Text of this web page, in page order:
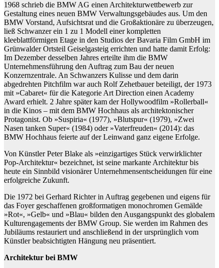
1968 schrieb die BMW AG einen Architekturwettbewerb zur
Gestaltung eines neuen BMW Verwaltungsgebäudes aus. Um den
BMW Vorstand, Aufsichtsrat und die Großaktionäre zu überzeugen,
ließ Schwanzer ein 1 zu 1 Modell einer kompletten
kleeblattförmigen Etage in den Studios der Bavaria Film GmbH im
Grünwalder Ortsteil Geiselgasteig errichten und hatte damit Erfolg:
Im Dezember desselben Jahres erteilte ihm die BMW
Unternehmensführung den Auftrag zum Bau der neuen
Konzernzentrale. An Schwanzers Kulisse und dem darin
abgedrehten Pitchfilm war auch Rolf Zehetbauer beteiligt, der 1973
mit »Cabaret« für die Kategorie Art Direction einen Academy
Award erhielt. 2 Jahre später kam der Hollywoodfilm »Rollerball«
in die Kinos – mit dem BMW Hochhaus als architektonischer
Protagonist. Ob »Suspiria« (1977), »Blutspur« (1979), »Zwei
Nasen tanken Super« (1984) oder »Vaterfreuden« (2014): das
BMW Hochhaus feierte auf der Leinwand ganz eigene Erfolge.
Von Künstler Peter Blake als »einzigartiges Stück verwirklichter
Pop-Architektur« bezeichnet, ist seine markante Architektur bis
heute ein Sinnbild visionärer Unternehmensentscheidungen für eine
erfolgreiche Zukunft.
Die 1972 bei Gerhard Richter in Auftrag gegebenen und eigens für
das Foyer geschaffenen großformatigen monochromen Gemälde
»Rot«, »Gelb« und »Blau« bilden den Ausgangspunkt des globalem
Kulturengagements der BMW Group. Sie werden im Rahmen des
Jubiläums restauriert und anschließend in der ursprünglich vom
Künstler beabsichtigten Hängung neu präsentiert.
Architektur bei BMW